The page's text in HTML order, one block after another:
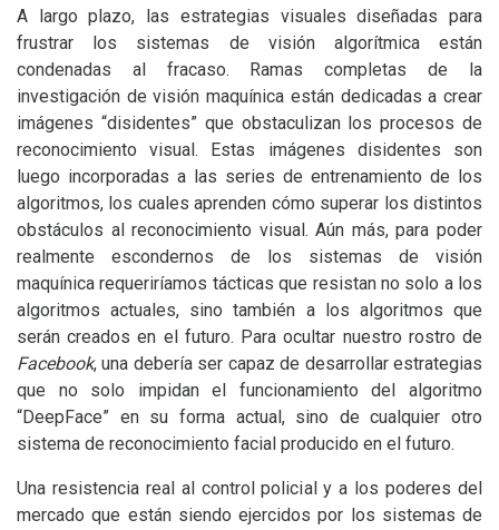
A largo plazo, las estrategias visuales diseñadas para
frustrar los sistemas de visión algorítmica están
condenadas al fracaso. Ramas completas de la
investigación de visión maquínica están dedicadas a crear
imágenes “disidentes” que obstaculizan los procesos de
reconocimiento visual. Estas imágenes disidentes son
luego incorporadas a las series de entrenamiento de los
algoritmos, los cuales aprenden cómo superar los distintos
obstáculos al reconocimiento visual. Aún más, para poder
realmente escondernos de los sistemas de visión
maquínica requeriríamos tácticas que resistan no solo a los
algoritmos actuales, sino también a los algoritmos que
serán creados en el futuro. Para ocultar nuestro rostro de
Facebook, una debería ser capaz de desarrollar estrategias
que no solo impidan el funcionamiento del algoritmo
“DeepFace” en su forma actual, sino de cualquier otro
sistema de reconocimiento facial producido en el futuro.
Una resistencia real al control policial y a los poderes del
mercado que están siendo ejercidos por los sistemas de